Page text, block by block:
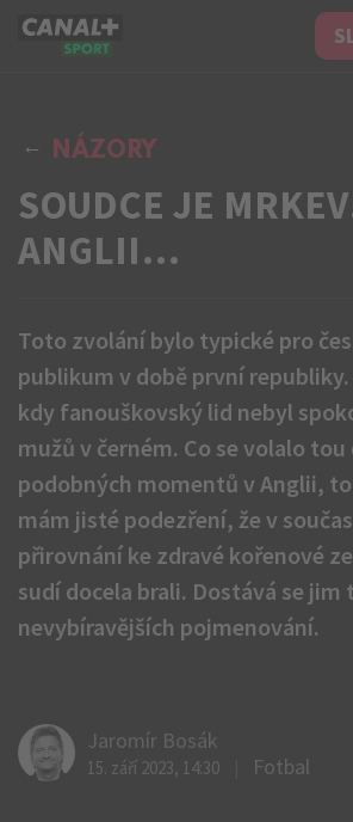
CANAL+ Sport
NÁZORY
SOUDCE JE
ANGLII…
Toto zvolání bylo typické pro
publikum v době první
kdy fanouškovský lid nebyl
mužů v černém. Co se volalo
podobných momentů v Anglii,
mám jisté podezření, že v
přirovnání ke zdravé kořenové
sudí docela brali. Dostává se jim
nevybíravějších pojmenování.
Jaromír Bosák
15. září 2023, 14:30 Fotbal